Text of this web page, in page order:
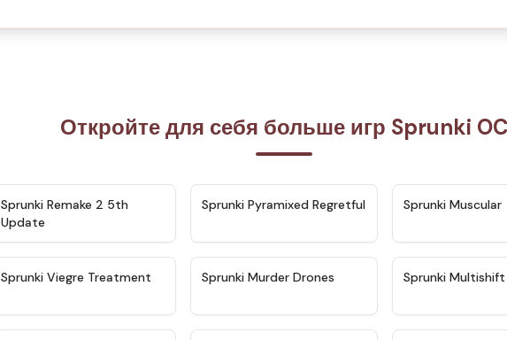
Откройте для себя больше игр Sprunki OC
★
Sprunki Remake 2 5th
Update
★ 4.4
Sprunki Pyramixed Regretful Sprunki Muscular
★ 4.5
Sprunki Viegre Treatment ★
Sprunki Murder Drones Sprunki Multishift